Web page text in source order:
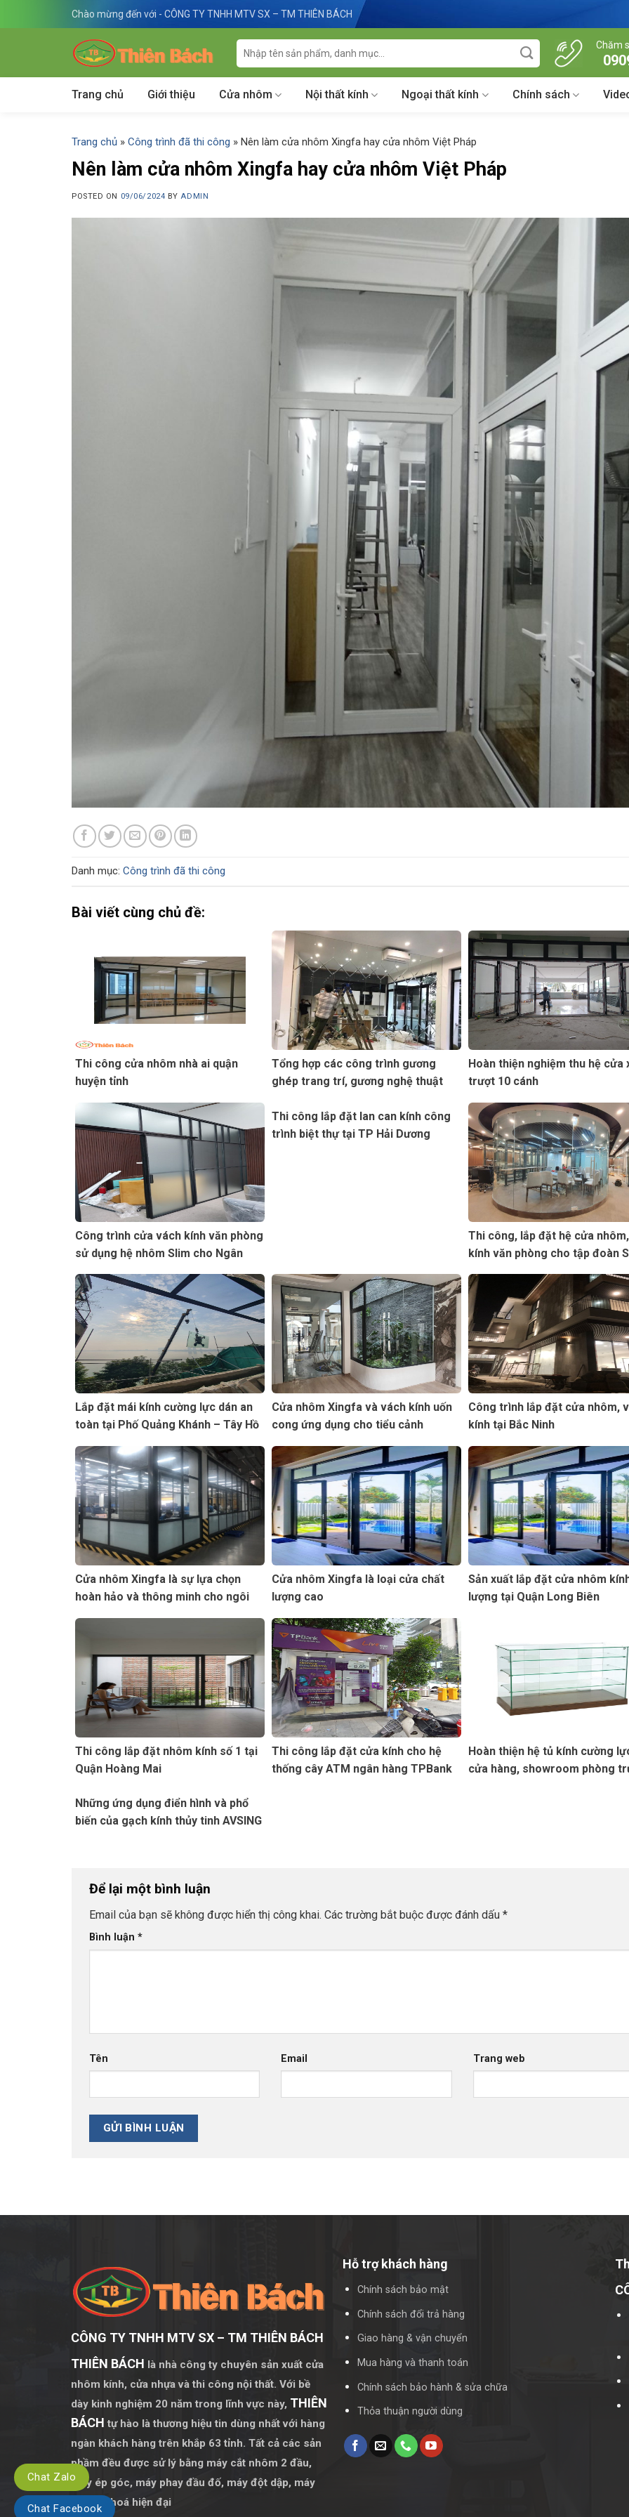
Chào mừng đến với - CÔNG TY TNHH MTV SX – TM THIÊN BÁCH
Tìm
kiếm:
Chăm
Trang chủ Giới thiệu Cửa nhôm Nội thất kính Ngoại thất kính Chính sách
Trang chủ » Công trình đã thi công » Nên làm cửa nhôm Xingfa hay cửa nhôm Việt Pháp
Nên làm cửa nhôm Xingfa hay cửa nhôm Việt Pháp
POSTED ON 09/06/2024 BY ADMIN
Danh mục: Công trình đã thi công
Bài viết cùng chủ đề:
Thi công cửa nhôm nhà ai quận
huyện tỉnh
Tổng hợp các công trình gương
ghép trang trí, gương nghệ thuật
Hoàn thiện nghiệm thu hệ cửa
trượt 10 cánh
Công trình cửa vách kính văn phòng
sử dụng hệ nhôm Slim cho Ngân
hàng BIDV
Thi công lắp đặt lan can kính công
trình biệt thự tại TP Hải Dương
Thi công, lắp đặt hệ cửa
kính văn phòng cho tập đoàn
Hà
Lắp đặt mái kính cường lực dán an
toàn tại Phố Quảng Khánh – Tây Hồ
Cửa nhôm Xingfa và vách kính uốn
cong ứng dụng cho tiểu cảnh
Công trình lắp đặt cửa nhôm,
kính tại Bắc Ninh
Cửa nhôm Xingfa là sự lựa chọn
hoàn hảo và thông minh cho ngôi
Cửa nhôm Xingfa là loại cửa chất
lượng cao
Sản xuất lắp đặt cửa nhôm
lượng tại Quận Long Biên
Thi công lắp đặt nhôm kính số 1 tại
Quận Hoàng Mai
Thi công lắp đặt cửa kính cho hệ
thống cây ATM ngân hàng TPBank
Hoàn thiện hệ tủ kính cường
cửa hàng, showroom phòng
Những ứng dụng điển hình và phổ
biến của gạch kính thủy tinh AVSING
Để lại một bình luận
Email của bạn sẽ không được hiển thị công khai. Các trường bắt buộc được đánh dấu *
Bình luận *
Tên Email Trang web
CÔNG TY TNHH MTV SX – TM THIÊN BÁCH
THIÊN BÁCH là nhà công ty chuyên sản xuất cửa
nhôm kính, cửa nhựa và thi công nội thất. Với bề
dày kinh nghiệm 20 năm trong lĩnh vực này, THIÊN
BÁCH tự hào là thương hiệu tin dùng nhất với hàng
ngàn khách hàng trên khắp 63 tỉnh. Tất cả các sản
phầm đều được sử lý bằng máy cắt nhôm 2 đầu,
máy ép góc, máy phay đầu đố, máy đột dập, máy
khoan khoá hiện đại
Hỗ trợ khách hàng
Chính sách bảo mật
Chính sách đổi trả hàng
Giao hàng & vận chuyển
Mua hàng và thanh toán
Chính sách bảo hành & sửa chữa
Thỏa thuận người dùng
Chat Zalo
Chat Facebook